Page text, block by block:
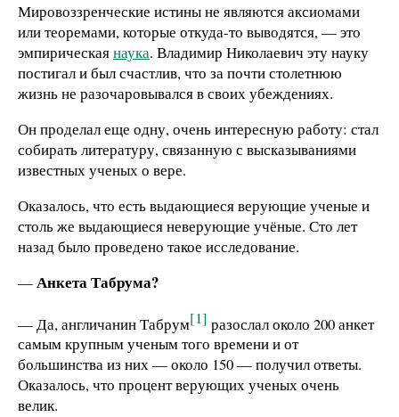
Мировоззренческие истины не являются аксиомами
или теоремами, которые откуда-то выводятся, — это
эмпирическаянаука. Владимир Николаевич эту науку
постигал и был счастлив, что за почти столетнюю
жизнь не разочаровывался в своих убеждениях.
Он проделал еще одну, очень интересную работу: стал
собирать литературу, связанную с высказываниями
известных ученых о вере.
Оказалось, что есть выдающиеся верующие ученые и
столь же выдающиеся неверующие учёные. Сто лет
назад было проведено такое исследование.
—Анкета Табрума?
— Да, англичанин Табрум[1] разослал около 200 анкет
самым крупным ученым того времени и от
большинства из них — около 150 — получил ответы.
Оказалось, что процент верующих ученых очень
велик.